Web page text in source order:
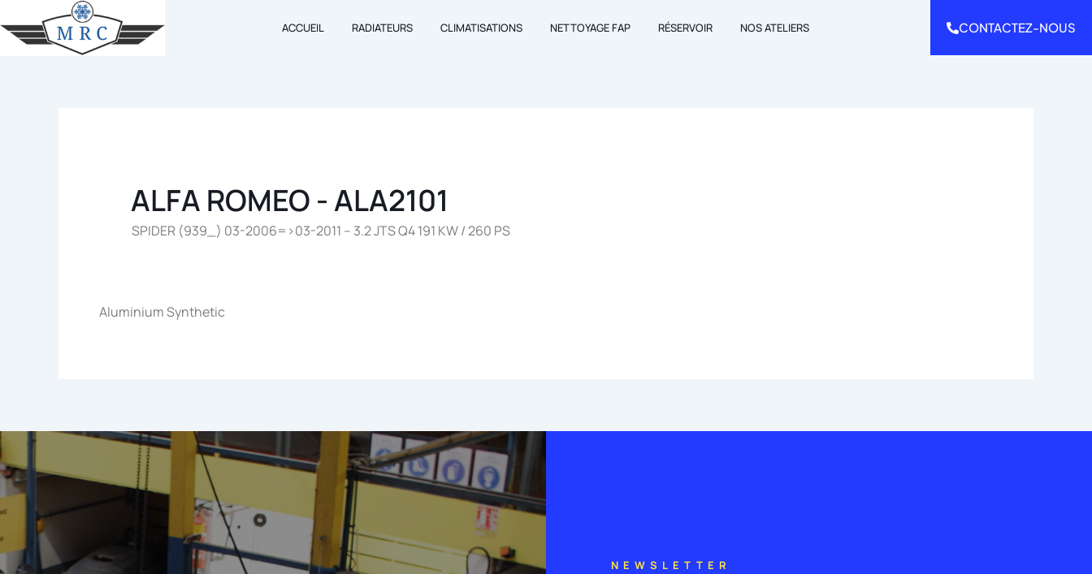
au
ACCUEIL RADIATEURS CLIMATISATIONS NETTOYAGE FAP RÉSERVOIR NOS ATELIERS CONTACTEZ-NOUS
ALFA ROMEO - ALA2101
SPIDER (939_) 03-2006=>03-2011 – 3.2 JTS Q4 191 KW / 260 PS
Aluminium Synthetic
NEWSLETTER